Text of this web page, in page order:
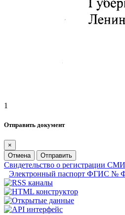
1
Отправить документ
×
Отмена
Отправить
Свидетельство о регистрации
Электронный паспорт ФГИС №